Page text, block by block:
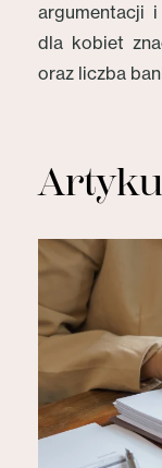
argumentacji
dla kobiet
oraz liczba